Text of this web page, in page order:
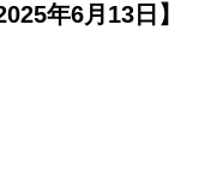
年6月13日】